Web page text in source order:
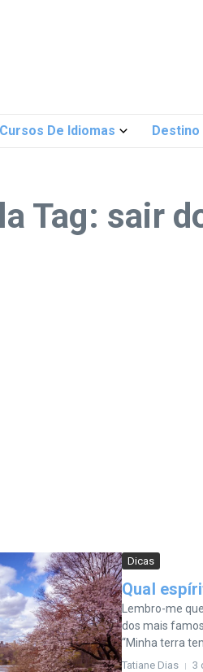
Cursos De Idiomas Destino
Tag: sair
Dicas
Qual
Lembro-me
dos mais
“Minha terra
Tatiane Dias 3